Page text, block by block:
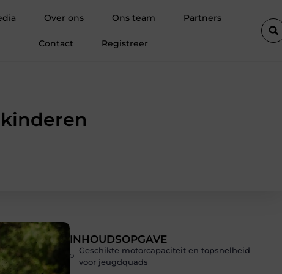
Over ons Ons team Partners
Contact Registreer
INHOUDSOPGAVE
Geschikte motorcapaciteit en topsnelheid
voor jeugdquads